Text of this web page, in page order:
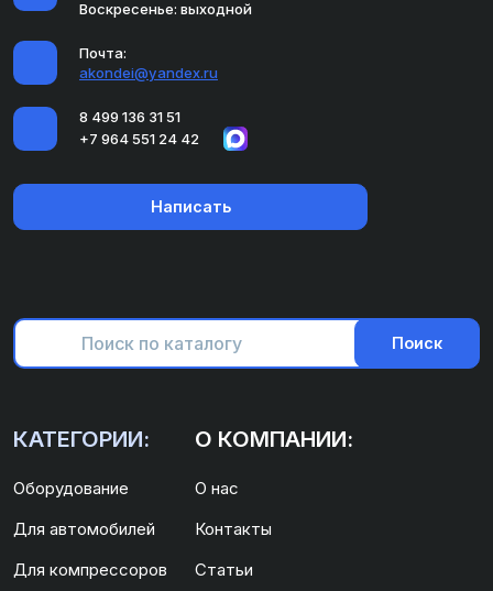
Воскресенье: выходной
Почта:
akondei@yandex.ru
8 499 136 31 51
+7 964 551 24 42
Написать
Поиск
КАТЕГОРИИ:
Оборудование
Для автомобилей
Для компрессоров
О КОМПАНИИ:
О нас
Контакты
Статьи